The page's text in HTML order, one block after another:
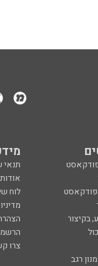
תנאי
לוח
בקיצור
צרו
רגב